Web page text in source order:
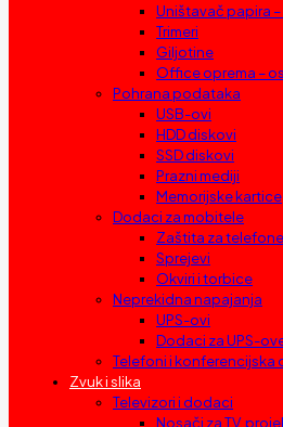
Uništavač papira
Trimeri
Giljotine
Office oprema –
Pohrana podataka
USB-ovi
HDD diskovi
SSD diskovi
Prazni mediji
Memorijske kartice
Dodaci za mobitele
Zaštita za telefone
Sprejevi
Okviri i torbice
Neprekidna napajanja
UPS-ovi
Dodaci za UPS-
Telefoni i konferencijska
Zvuk i slika
Televizori i dodaci
Nosači za TV,